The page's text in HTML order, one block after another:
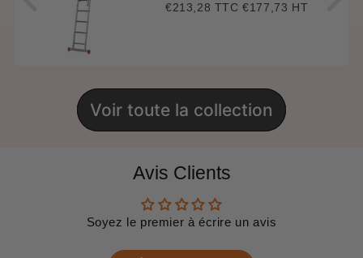
Prix
€213,28 TTC€213,28
€177,73 HT
Voir toute la collection
Avis Clients
Soyez le premier à écrire un avis